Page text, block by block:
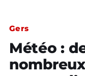
Gers
Météo :